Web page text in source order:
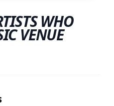
WHO
VENUE